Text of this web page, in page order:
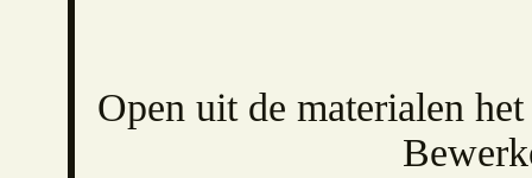
Open uit de materialen